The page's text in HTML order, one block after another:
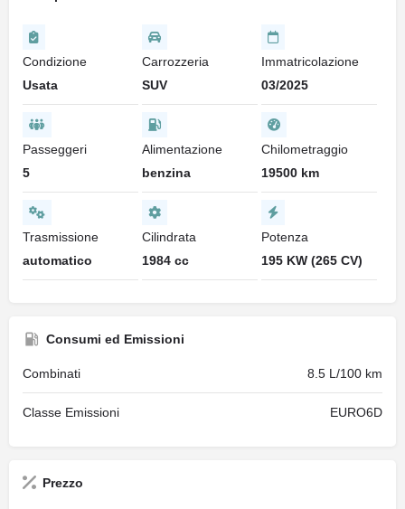
Condizione
Usata
Carrozzeria
SUV
Immatricolazione
03/2025
Passeggeri
5
Alimentazione
benzina
Chilometraggio
19500 km
Trasmissione
automatico
Cilindrata
1984 cc
Potenza
195 KW (265 CV)
Consumi ed Emissioni
Combinati 8.5 L/100 km
Classe Emissioni EURO6D
Prezzo